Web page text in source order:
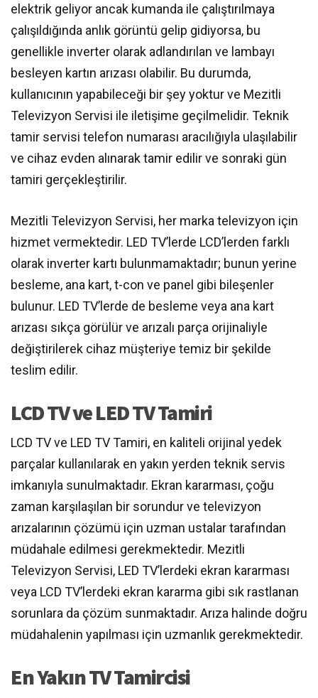
elektrik geliyor ancak kumanda ile çalıştırılmaya
çalışıldığında anlık görüntü gelip gidiyorsa, bu
genellikle inverter olarak adlandırılan ve lambayı
besleyen kartın arızası olabilir. Bu durumda,
kullanıcının yapabileceği bir şey yoktur ve Mezitli
Televizyon Servisi ile iletişime geçilmelidir. Teknik
tamir servisi telefon numarası aracılığıyla ulaşılabilir
ve cihaz evden alınarak tamir edilir ve sonraki gün
tamiri gerçekleştirilir.
Mezitli Televizyon Servisi, her marka televizyon için
hizmet vermektedir. LED TV’lerde LCD’lerden farklı
olarak inverter kartı bulunmamaktadır; bunun yerine
besleme, ana kart, t-con ve panel gibi bileşenler
bulunur. LED TV’lerde de besleme veya ana kart
arızası sıkça görülür ve arızalı parça orijinaliyle
değiştirilerek cihaz müşteriye temiz bir şekilde
teslim edilir.
LCD TV ve LED TV Tamiri
LCD TV ve LED TV Tamiri, en kaliteli orijinal yedek
parçalar kullanılarak en yakın yerden teknik servis
imkanıyla sunulmaktadır. Ekran kararması, çoğu
zaman karşılaşılan bir sorundur ve televizyon
arızalarının çözümü için uzman ustalar tarafından
müdahale edilmesi gerekmektedir. Mezitli
Televizyon Servisi, LED TV’lerdeki ekran kararması
veya LCD TV’lerdeki ekran kararma gibi sık rastlanan
sorunlara da çözüm sunmaktadır. Arıza halinde doğru
müdahalenin yapılması için uzmanlık gerekmektedir.
En Yakın TV Tamircisi